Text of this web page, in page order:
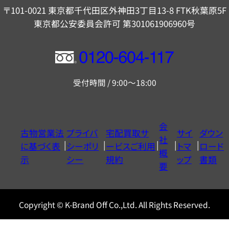
〒101-0021 東京都千代田区外神田3丁目13-8 FTK秋葉原5F
東京都公安委員会許可 第301061906960号
フ
ー
ヤ
ル
0120604117
受付時間 / 9:00～18:00
古物営業法
に基づく表
示
プライバ
シーポリ
シー
宅配買取サ
ービスご利用
規約
会
社
概
要
サイ
トマ
ップ
ダウン
ロード
書類
Copyright © K-Brand Off Co.,Ltd. All Rights Reserved.